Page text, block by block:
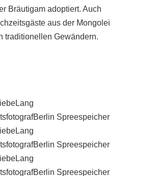
Bräutigam adoptiert. Auch
aus der Mongolei
traditionellen Gewändern.